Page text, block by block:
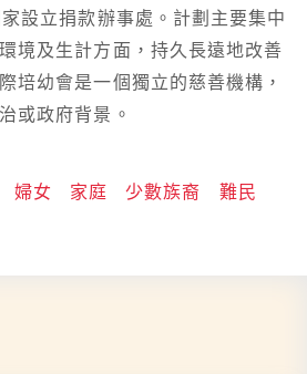
設立捐款辦事處。計劃主要集中
境及生計方面，持久長遠地改善
培幼會是一個獨立的慈善機構，
或政府背景。
婦女 家庭 少數族裔
難民